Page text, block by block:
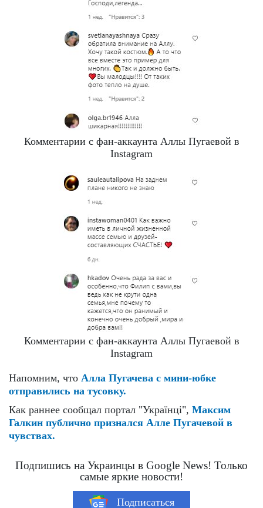
Комментарии с фан-аккаунта Аллы Пугаевой в
Instagram
Комментарии с фан-аккаунта Аллы Пугаевой в
Instagram
Напомним, что Алла Пугачева с мини-юбке
отправились на тусовку.
Как раннее сообщал портал "Українці", Максим
Галкин публично признался Алле Пугачевой в
чувствах.
Подпишись на Украинцы в Google News! Только
самые яркие новости!
Подписаться